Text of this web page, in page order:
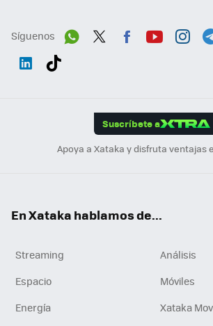
Síguenos
Suscríbete a
Apoya a Xataka y disfruta ventajas
En Xataka hablamos de...
Streaming
Análisis
Espacio
Móviles
Energía
Xataka